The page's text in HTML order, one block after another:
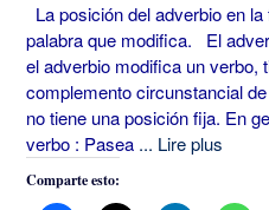
La posición del adverbio en
palabra que modifica. El
el adverbio modifica un verbo,
complemento circunstancial
no tiene una posición fija. En
verbo : Pasea ... Lire plus
Comparte esto: